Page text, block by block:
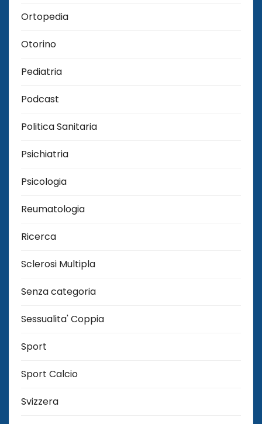
Ortopedia
Otorino
Pediatria
Podcast
Politica Sanitaria
Psichiatria
Psicologia
Reumatologia
Ricerca
Sclerosi Multipla
Senza categoria
Sessualita' Coppia
Sport
Sport Calcio
Svizzera